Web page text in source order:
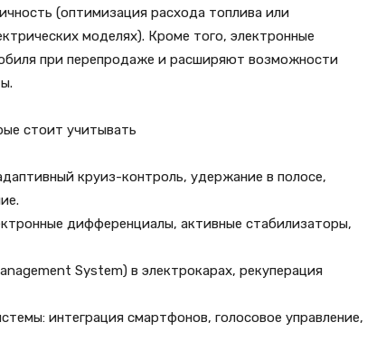
(оптимизация расхода топлива или
моделях). Кроме того, электронные
при перепродаже и расширяют возможности
стоит учитывать
круиз-контроль, удержание в полосе,
дифференциалы, активные стабилизаторы,
System) в электрокарах, рекуперация
интеграция смартфонов, голосовое управление,